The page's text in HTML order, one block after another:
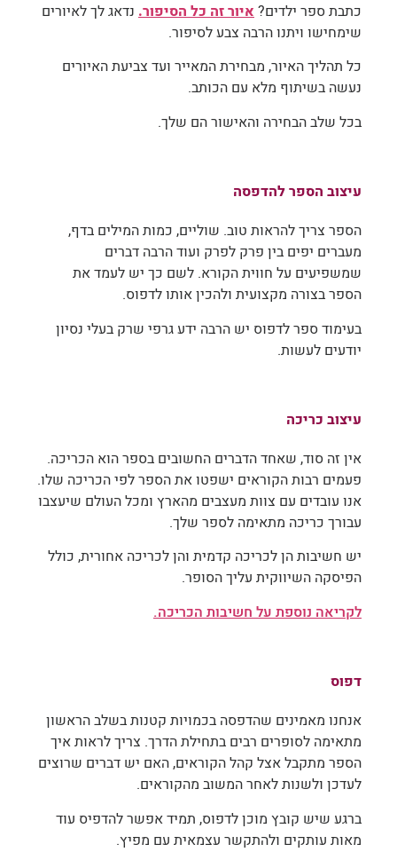
כתבת ספר ילדים?איור זה כל הסיפור. נדאג לך לאיורים
שימחישו ויתנו הרבה צבע לסיפור.
כל תהליך האיור, מבחירת המאייר ועד צביעת האיורים
נעשה בשיתוף מלא עם הכותב.
בכל שלב הבחירה והאישור הם שלך.
עיצוב הספר להדפסה
הספר צריך להראות טוב. שוליים, כמות המילים בדף,
מעברים יפים בין פרק לפרק ועוד הרבה דברים
שמשפיעים על חווית הקורא. לשם כך יש לעמד את
הספר בצורה מקצועית ולהכין אותו לדפוס.
בעימוד ספר לדפוס יש הרבה ידע גרפי שרק בעלי נסיון
יודעים לעשות.
עיצוב כריכה
אין זה סוד, שאחד הדברים החשובים בספר הוא הכריכה.
פעמים רבות הקוראים ישפטו את הספר לפי הכריכה שלו.
אנו עובדים עם צוות מעצבים מהארץ ומכל העולם שיעצבו
עבורך כריכה מתאימה לספר שלך.
יש חשיבות הן לכריכה קדמית והן לכריכה אחורית, כולל
הפיסקה השיווקית עליך הסופר.
לקריאה נוספת על חשיבות הכריכה.
דפוס
אנחנו מאמינים שהדפסה בכמויות קטנות בשלב הראשון
מתאימה לסופרים רבים בתחילת הדרך. צריך לראות איך
הספר מתקבל אצל קהל הקוראים, האם יש דברים שרוצים
לעדכן ולשנות לאחר המשוב מהקוראים.
ברגע שיש קובץ מוכן לדפוס, תמיד אפשר להדפיס עוד
מאות עותקים ולהתקשר עצמאית עם מפיץ.